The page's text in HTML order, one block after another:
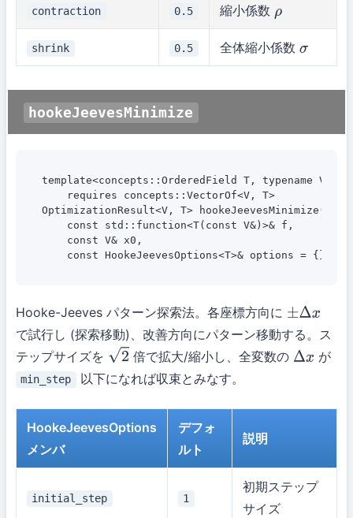
contraction 0.5 縮小係数 ρ
shrink 0.5 全体縮小係数 σ
hookeJeevesMinimize
template<concepts::OrderedField T, typename V>
    requires concepts::VectorOf<V, T>
OptimizationResult<V, T> hookeJeevesMinimize(
    const std::function<T(const V&)>& f,
    const V& x0,
    const HookeJeevesOptions<T>& options = {});
Hooke-Jeeves パターン探索法。各座標方向に ±Δx
で試行し (探索移動)、改善方向にパターン移動する。ス
テップサイズを 2 倍で拡大/縮小し、全変数の Δx が
min_step 以下になれば収束とみなす。
HookeJeevesOptions
メンバ
デフォ
ルト
説明
initial_step 1
初期ステップ
サイズ